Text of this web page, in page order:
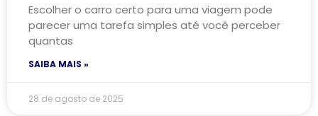
Escolher o carro certo para uma viagem pode
parecer uma tarefa simples até você perceber
quantas
SAIBA MAIS »
28 de agosto de 2025